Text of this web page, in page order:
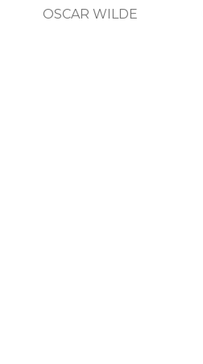
OSCAR WILDE